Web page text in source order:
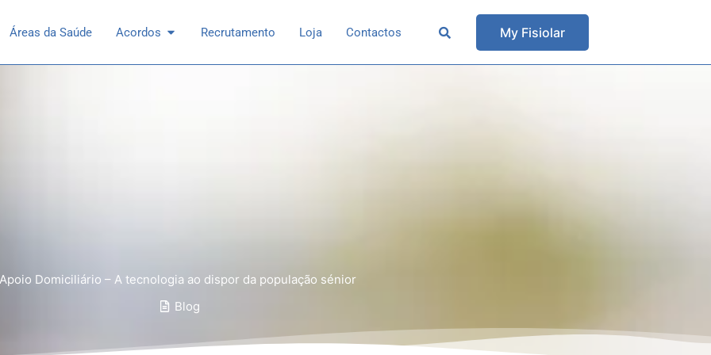
Especialidades
Áreas da Saúde Acordos Open Acordos
Recrutamento Loja Contactos My Fisiolar
Apoio Domiciliário – A tecnologia ao dispor da população sénior
Blog